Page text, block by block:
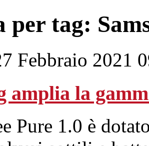
per tag:
Febbraio 2021
amplia la
Pure 1.0 è